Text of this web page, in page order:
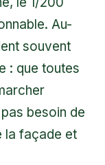
Au-
souvent
: que toutes
besoin de
la façade et